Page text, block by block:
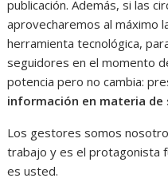
publicación. Además, si las
aprovecharemos al máximo
herramienta tecnológica,
seguidores en el momento
potencia pero no cambia:
información en materia de
Los gestores somos
trabajo y es el protagonista
es usted.